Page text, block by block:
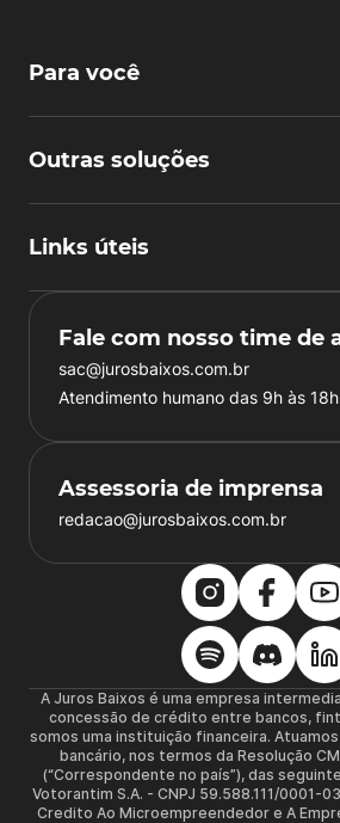
Para você
Outras soluções
Links úteis
Fale com nosso time de
sac@jurosbaixos.com.br
Atendimento humano das 9h às
Assessoria de imprensa
redacao@jurosbaixos.com.br
A Juros Baixos é uma empresa
concessão de crédito entre bancos,
somos uma instituição financeira.
bancário, nos termos da Resolução
(“Correspondente no país”), das
Votorantim S.A. - CNPJ 59.588.111/0001-
Credito Ao Microempreendedor e A